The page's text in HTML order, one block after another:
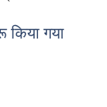
किया गया